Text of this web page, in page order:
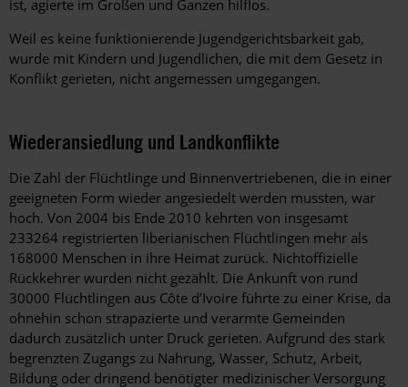
ist, agierte im Großen und Ganzen hilflos.
Weil es keine funktionierende Jugendgerichtsbarkeit gab,
wurde mit Kindern und Jugendlichen, die mit dem Gesetz in
Konflikt gerieten, nicht angemessen umgegangen.
Wiederansiedlung und Landkonflikte
Die Zahl der Flüchtlinge und Binnenvertriebenen, die in einer
geeigneten Form wieder angesiedelt werden mussten, war
hoch. Von 2004 bis Ende 2010 kehrten von insgesamt
233264 registrierten liberianischen Flüchtlingen mehr als
168000 Menschen in ihre Heimat zurück. Nichtoffizielle
Rückkehrer wurden nicht gezählt. Die Ankunft von rund
30000 Flüchtlingen aus Côte d’Ivoire führte zu einer Krise, da
ohnehin schon strapazierte und verarmte Gemeinden
dadurch zusätzlich unter Druck gerieten. Aufgrund des stark
begrenzten Zugangs zu Nahrung, Wasser, Schutz, Arbeit,
Bildung oder dringend benötigter medizinischer Versorgung